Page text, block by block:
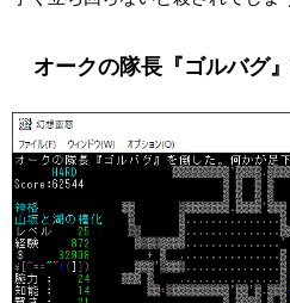
オークの隊長『ゴルバグ